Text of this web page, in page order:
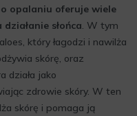
opalaniu oferuje wiele
słońca. W tym
który łagodzi i nawilża
skórę, oraz
działa jako
zdrowie skóry. W ten
skórę i pomaga ją